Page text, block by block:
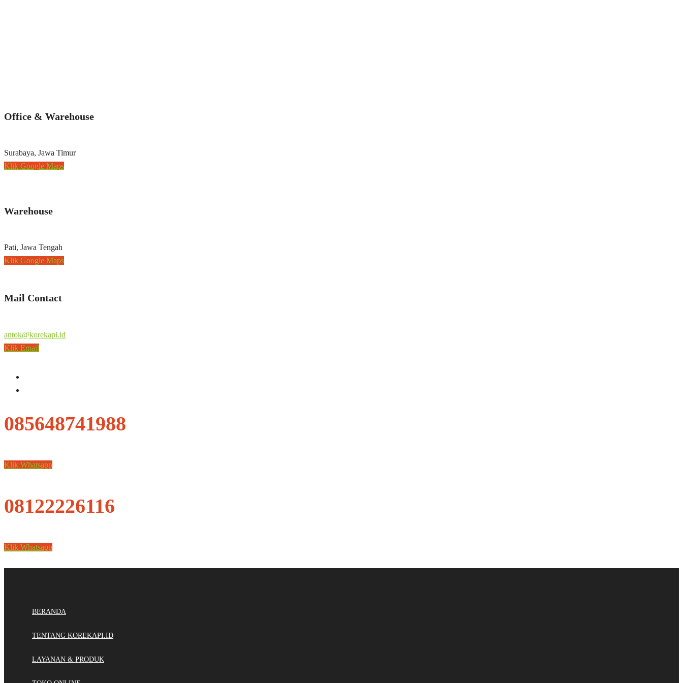
Office & Warehouse
Surabaya, Jawa Timur
Klik Google Maps
Warehouse
Pati, Jawa Tengah
Klik Google Maps
Mail Contact
antok@korekapi.id
Klik Email
085648741988
Klik Whatsapp
08122226116
Klik Whatsapp
BERANDA
TENTANG KOREKAPI.ID
LAYANAN & PRODUK